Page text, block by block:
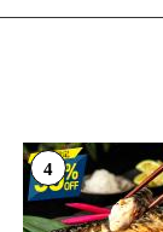
4